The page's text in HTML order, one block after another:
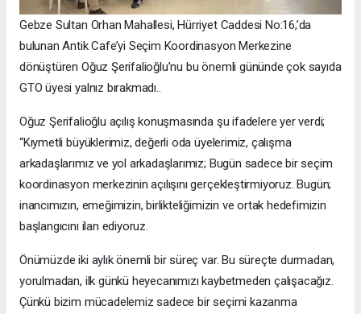
Gebze Sultan Orhan Mahallesi, Hürriyet Caddesi No:16,’da
bulunan Antik Cafe’yi Seçim Koordinasyon Merkezine
dönüştüren Oğuz Şerifalioğlu’nu bu önemli gününde çok sayıda
GTO üyesi yalnız bırakmadı..
Oğuz Şerifalioğlu açılış konuşmasında şu ifadelere yer verdi;
“Kıymetli büyüklerimiz, değerli oda üyelerimiz, çalışma
arkadaşlarımız ve yol arkadaşlarımız; Bugün sadece bir seçim
koordinasyon merkezinin açılışını gerçekleştirmiyoruz. Bugün;
inancımızın, emeğimizin, birlikteliğimizin ve ortak hedefimizin
başlangıcını ilan ediyoruz.
Önümüzde iki aylık önemli bir süreç var. Bu süreçte durmadan,
yorulmadan, ilk günkü heyecanımızı kaybetmeden çalışacağız.
Çünkü bizim mücadelemiz sadece bir seçimi kazanma